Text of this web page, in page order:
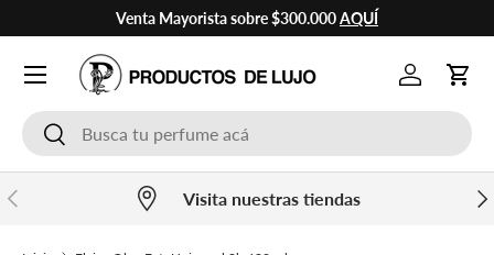
Ir al contenido
Venta Mayorista sobre $300.000AQUÍ
BuscarBuscar
Cuenta
Anterior Visita nuestras tiendas